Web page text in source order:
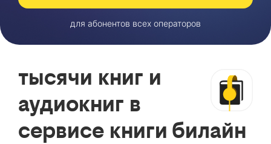
для абонентов всех операторов
тысячи книг и
аудиокниг в
сервисе книги билайн